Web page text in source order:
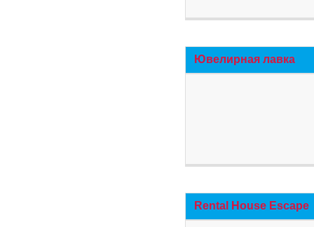
Ювелирная лавка
Rental House Escape